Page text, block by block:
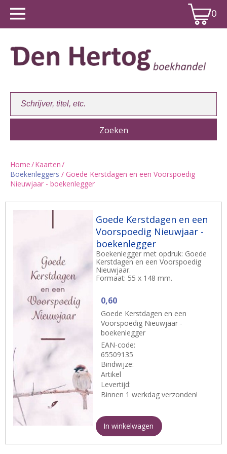
0
Winkelwagen:
Home/Kaarten/
Boekenleggers / Goede Kerstdagen en een Voorspoedig
Nieuwjaar - boekenlegger
Goede Kerstdagen en een
Voorspoedig Nieuwjaar -
boekenlegger
Boekenlegger met opdruk: Goede
Kerstdagen en een Voorspoedig
Nieuwjaar.
Formaat: 55 x 148 mm.
0,60
Goede Kerstdagen en een
Voorspoedig Nieuwjaar -
boekenlegger
EAN-code:
65509135
Bindwijze:
Artikel
Levertijd:
Binnen 1 werkdag verzonden!
In winkelwagen